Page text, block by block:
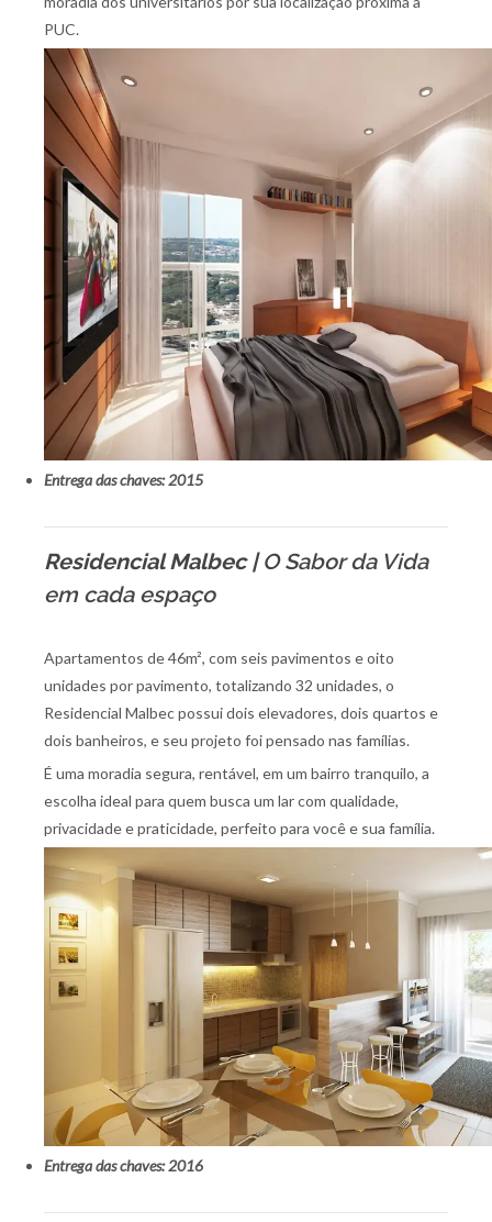
PUC.
Entrega das chaves: 2015
Residencial Malbec |O Sabor da Vida
em cada espaço
Apartamentos de 46m², com seis pavimentos e oito
unidades por pavimento, totalizando 32 unidades, o
Residencial Malbec possui dois elevadores, dois quartos e
dois banheiros, e seu projeto foi pensado nas famílias.
É uma moradia segura, rentável, em um bairro tranquilo, a
escolha ideal para quem busca um lar com qualidade,
privacidade e praticidade, perfeito para você e sua família.
Entrega das chaves: 2016